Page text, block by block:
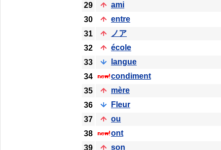
29
ami
30
entre
31
ノア
32
école
33
langue
34
condiment
35
mère
36
Fleur
37
ou
38
ont
39
son